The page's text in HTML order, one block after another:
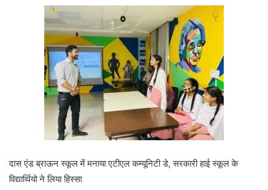
दास एंड ब्राऊन स्कूल में मनाया एटीएल कम्यूनिटी डे, सरकारी हाई स्कूल के
विद्यार्थियो ने लिया हिस्सा